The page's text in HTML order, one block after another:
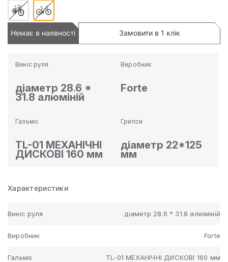
Немає в наявності Замовити в 1 клік
Виніс руля
діаметр 28.6 *
31.8 алюміній
Виробник
Forte
Гальмо
TL-01 МЕХАНІЧНІ
ДИСКОВІ 160 мм
Грипси
діаметр 22*125
мм
Характеристики
Виніс руля діаметр 28.6 * 31.8 алюміній
Виробник Forte
Гальмо TL-01 МЕХАНІЧНІ ДИСКОВІ 160 мм